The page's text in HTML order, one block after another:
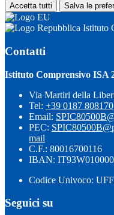
Accetta tutti Salva le
Istituto
Contatti
Istituto Comprensivo ISA
Via Martiri della
Tel: +39 0187 808170
Email:
PEC:
mail
C.F.: 80016700116
IBAN:
Codice Univoco:
Seguici su